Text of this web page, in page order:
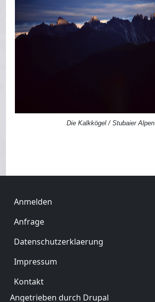
Die Kalkkögel / Stubaier Alpen.
Benutzermenü
Anmelden
Fußzeile
Anfrage
Datenschutzerklaerung
Impressum
Kontakt
Angetrieben durch Drupal